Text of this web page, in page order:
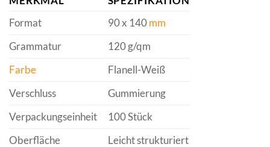
Format
90 x 140mm
Grammatur
120 g/qm
Farbe
Flanell-Weiß
Verschluss
Gummierung
Verpackungseinheit
100 Stück
Oberfläche
Leicht strukturiert